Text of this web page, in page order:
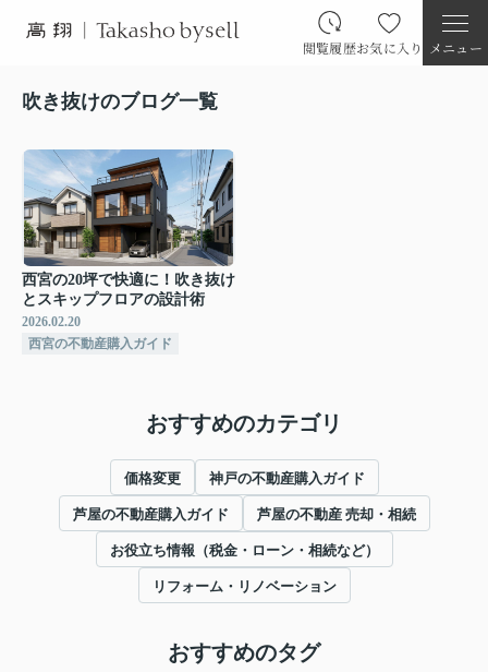
閲覧履歴お気に入り メニュー
吹き抜けのブログ一覧
西宮の20坪で快適に！吹き抜け
とスキップフロアの設計術
2026.02.20
西宮の不動産購入ガイド
おすすめのカテゴリ
価格変更 神戸の不動産購入ガイド
芦屋の不動産購入ガイド 芦屋の不動産 売却・相続
お役立ち情報（税金・ローン・相続など）
リフォーム・リノベーション
おすすめのタグ